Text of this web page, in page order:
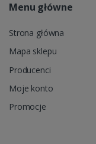
Menu główne
Strona główna
Mapa sklepu
Producenci
Moje konto
Promocje